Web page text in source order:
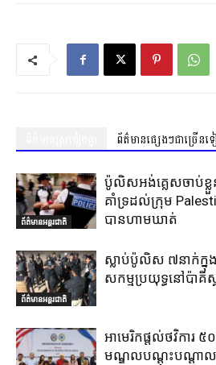
ព័ត៌មានផ្សេងៗជាច្រើន
ព័ត៌មានអន្តរជាតិ
ប៉ូលិសអង់គ្លេសចាប់ខ្
គាំទ្រដល់ក្រុម
បានហាមឃាត់
ព័ត៌មានអន្តរជាតិ
ស្លាប់ប៉ូលិស ៧នាក់ក្នុ
សកម្មប្រយុទ្ធនៅប៉ាគីស្
អាមេរិកផ្តល់ថវិការ
មណ្ឌលបណ្តុះបណ្តាលប្